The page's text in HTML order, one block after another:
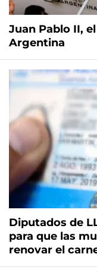
Juan Pablo II,
Argentina
Diputados de
para que las
renovar el